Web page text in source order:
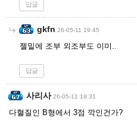
답글
gkfn 26-05-11 19:45
젤밑에 조부 외조부도 이미..
답글
사리사 26-05-11 19:31
다혈질인 B형에서 3점 깍인건가?